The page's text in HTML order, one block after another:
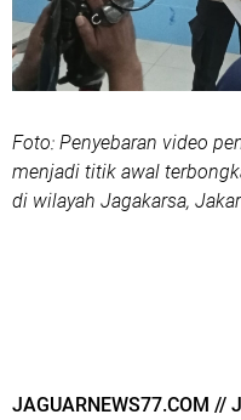
Foto: Penyebaran video
menjadi titik awal
di wilayah Jagakarsa,
JAGUARNEWS77.COM //